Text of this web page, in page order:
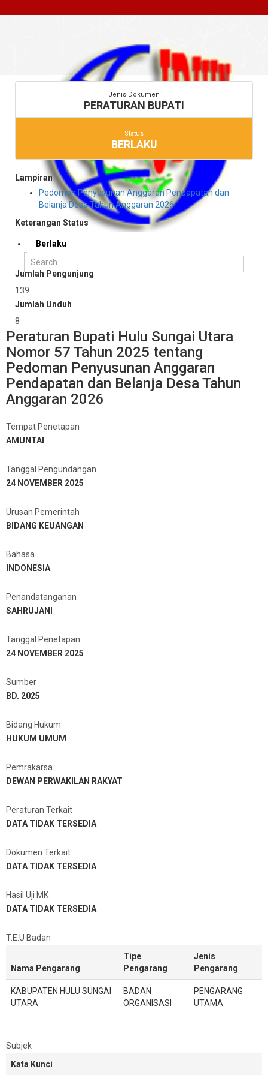
Jenis Dokumen
PERATURAN BUPATI
Status
BERLAKU
Lampiran
Pedoman Penyusunan Anggaran Pendapatan dan
Belanja Desa Tahun Anggaran 2026
Keterangan Status
Berlaku
Jumlah Pengunjung
139
Jumlah Unduh
8
Peraturan Bupati Hulu Sungai Utara
Nomor 57 Tahun 2025 tentang
Pedoman Penyusunan Anggaran
Pendapatan dan Belanja Desa Tahun
Anggaran 2026
Tempat Penetapan
AMUNTAI
Tanggal Pengundangan
24 NOVEMBER 2025
Urusan Pemerintah
BIDANG KEUANGAN
Bahasa
INDONESIA
Penandatanganan
SAHRUJANI
Tanggal Penetapan
24 NOVEMBER 2025
Sumber
BD. 2025
Bidang Hukum
HUKUM UMUM
Pemrakarsa
DEWAN PERWAKILAN RAKYAT
Peraturan Terkait
DATA TIDAK TERSEDIA
Dokumen Terkait
DATA TIDAK TERSEDIA
Hasil Uji MK
DATA TIDAK TERSEDIA
T.E.U Badan
Nama Pengarang
Tipe
Pengarang
Jenis
Pengarang
KABUPATEN HULU SUNGAI
UTARA
BADAN
ORGANISASI
PENGARANG
UTAMA
Subjek
Kata Kunci